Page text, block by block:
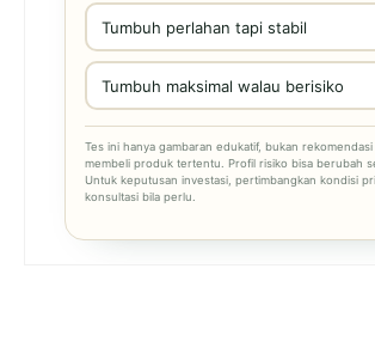
Tumbuh perlahan tapi stabil
Tumbuh maksimal walau berisiko
Tes ini hanya gambaran edukatif, bukan rekomendasi
membeli produk tertentu. Profil risiko bisa berubah
Untuk keputusan investasi, pertimbangkan kondisi
konsultasi bila perlu.